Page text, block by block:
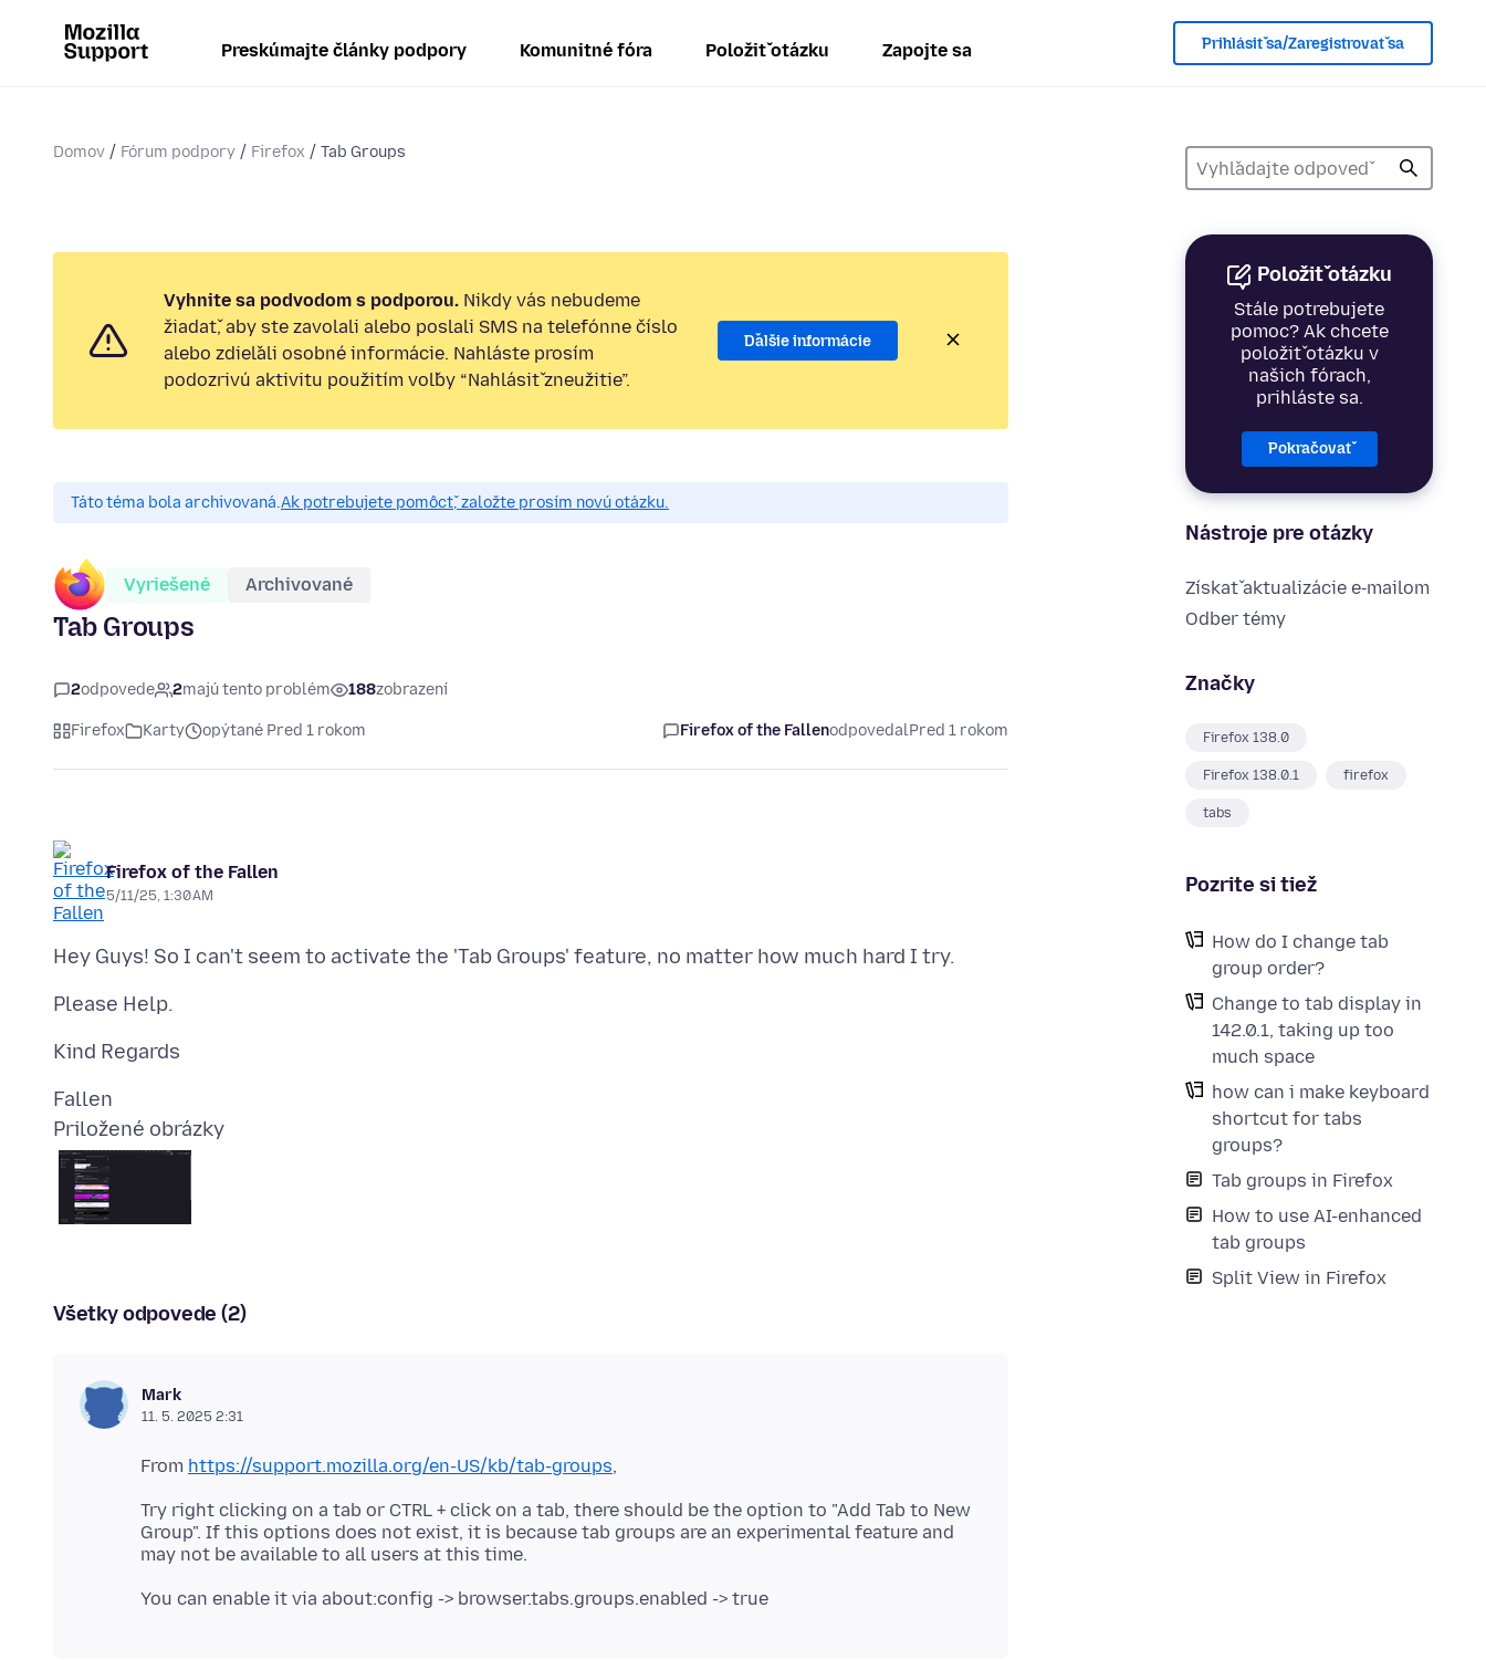
Preskúmajte články podpory Komunitné fóra Položiť otázku Zapojte sa Prihlásiť sa/Zaregistrovať sa
Domov Fórum podpory Firefox Tab Groups
Položiť otázku
Stále potrebujete
pomoc? Ak chcete
položiť otázku v
našich fórach,
prihláste sa.
Pokračovať
Nástroje pre otázky
Získať aktualizácie e‑mailom
Odber témy
Značky
Firefox 138.0
Firefox 138.0.1 firefox
tabs
Pozrite si tiež
How do I change tab
group order?
Change to tab display in
142.0.1, taking up too
much space
how can i make keyboard
shortcut for tabs
groups?
Tab groups in Firefox
How to use AI-enhanced
tab groups
Split View in Firefox
Vyhnite sa podvodom s podporou. Nikdy vás nebudeme
žiadať, aby ste zavolali alebo poslali SMS na telefónne číslo
alebo zdieľali osobné informácie. Nahláste prosím
podozrivú aktivitu použitím voľby “Nahlásiť zneužitie”.
Ďalšie informácie
Táto téma bola archivovaná.Ak potrebujete pomôcť, založte prosím novú otázku.
Vyriešené Archivované
Tab Groups
2odpovede 2majú tento problém 188zobrazení
Firefox Karty opýtané Pred 1 rokom Firefox of the FallenodpovedalPred 1 rokom
Firefox of the Fallen
5/11/25, 1:30 AM
Priložené obrázky
Všetky odpovede (2)
Mark
11. 5. 2025 2:31
From https://support.mozilla.org/en-US/kb/tab-groups
Try right clicking on a tab or CTRL + click on a tab, there should be the option to "Add Tab to New
Group". If this options does not exist, it is because tab groups are an experimental feature and